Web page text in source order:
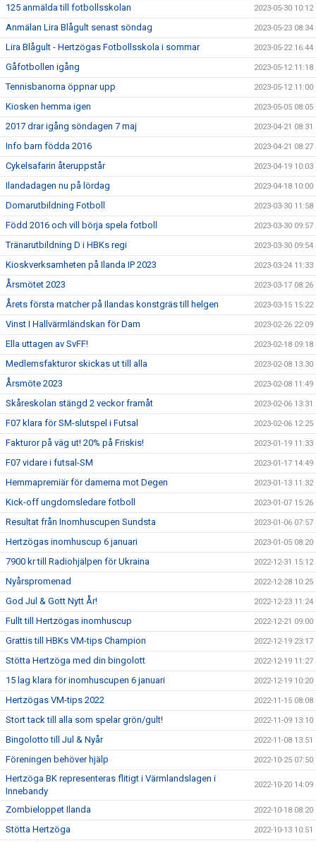
125 anmälda till fotbollsskolan 2023-05-30 10:12
Anmälan Lira Blågult senast söndag 2023-05-23 08:34
Lira Blågult - Hertzögas Fotbollsskola i sommar 2023-05-22 16:44
Gåfotbollen igång 2023-05-12 11:18
Tennisbanorna öppnar upp 2023-05-12 11:00
Kiosken hemma igen 2023-05-05 08:05
2017 drar igång söndagen 7 maj 2023-04-21 08:31
Info barn födda 2016 2023-04-21 08:27
Cykelsafarin återuppstår 2023-04-19 10:03
Ilandadagen nu på lördag 2023-04-18 10:00
Domarutbildning Fotboll 2023-03-30 11:58
Född 2016 och vill börja spela fotboll 2023-03-30 09:57
Tränarutbildning D i HBKs regi 2023-03-30 09:54
Kioskverksamheten på Ilanda IP 2023 2023-03-24 11:33
Årsmötet 2023 2023-03-17 08:26
Årets första matcher på Ilandas konstgräs till helgen 2023-03-15 15:22
Vinst I Hallvärmländskan för Dam 2023-02-26 22:09
Ella uttagen av SvFF! 2023-02-18 09:18
Medlemsfakturor skickas ut till alla 2023-02-08 13:30
Årsmöte 2023 2023-02-08 11:49
Skåreskolan stängd 2 veckor framåt 2023-02-06 13:31
F07 klara för SM-slutspel i Futsal 2023-02-06 12:25
Fakturor på väg ut! 20% på Friskis! 2023-01-19 11:33
F07 vidare i futsal-SM 2023-01-17 14:49
Hemmapremiär för damerna mot Degen 2023-01-13 11:32
Kick-off ungdomsledare fotboll 2023-01-07 15:26
Resultat från Inomhuscupen Sundsta 2023-01-06 07:57
Hertzögas inomhuscup 6 januari 2023-01-05 08:20
7900 kr till Radiohjälpen för Ukraina 2022-12-31 15:12
Nyårspromenad 2022-12-28 10:25
God Jul & Gott Nytt År! 2022-12-23 11:24
Fullt till Hertzögas inomhuscup 2022-12-21 09:00
Grattis till HBKs VM-tips Champion 2022-12-19 23:17
Stötta Hertzöga med din bingolott 2022-12-19 11:27
15 lag klara för inomhuscupen 6 januari 2022-12-19 10:20
Hertzögas VM-tips 2022 2022-11-15 08:08
Stort tack till alla som spelar grön/gult! 2022-11-09 13:10
Bingolotto till Jul & Nyår 2022-11-08 13:51
Föreningen behöver hjälp 2022-10-25 07:50
Hertzöga BK representeras flitigt i Värmlandslagen i
Innebandy
2022-10-20 14:09
Zombieloppet Ilanda 2022-10-18 08:20
Stötta Hertzöga 2022-10-13 10:51